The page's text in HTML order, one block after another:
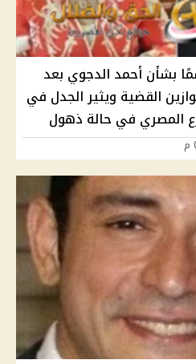
بشأن أحمد الدجوي بعد
القضية ويثير الجدل في
المصري في حالة ذهول